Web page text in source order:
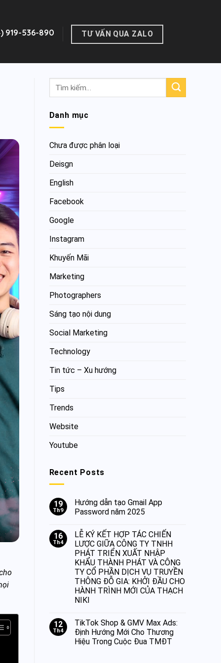
919-536-890 TƯ VẤN QUA ZALO
Danh mục
Chưa được phân loại
Deisgn
English
Facebook
Google
Instagram
Khuyến Mãi
Marketing
Photographers
Sáng tạo nội dung
Social Marketing
Technology
Tin tức – Xu hướng
Tips
Trends
Website
Youtube
Recent Posts
19
Th9
Hướng dẫn tạo Gmail App
Password năm 2025
16
Th4
LỄ KÝ KẾT HỢP TÁC CHIẾN
LƯỢC GIỮA CÔNG TY TNHH
PHÁT TRIỂN XUẤT NHẬP
KHẨU THÀNH PHÁT VÀ CÔNG
TY CỔ PHẦN DỊCH VỤ TRUYỀN
THÔNG ĐỖ GIA: KHỞI ĐẦU CHO
HÀNH TRÌNH MỚI CỦA THẠCH
NIKI
12
Th4
TikTok Shop & GMV Max Ads:
Định Hướng Mới Cho Thương
Hiệu Trong Cuộc Đua TMĐT